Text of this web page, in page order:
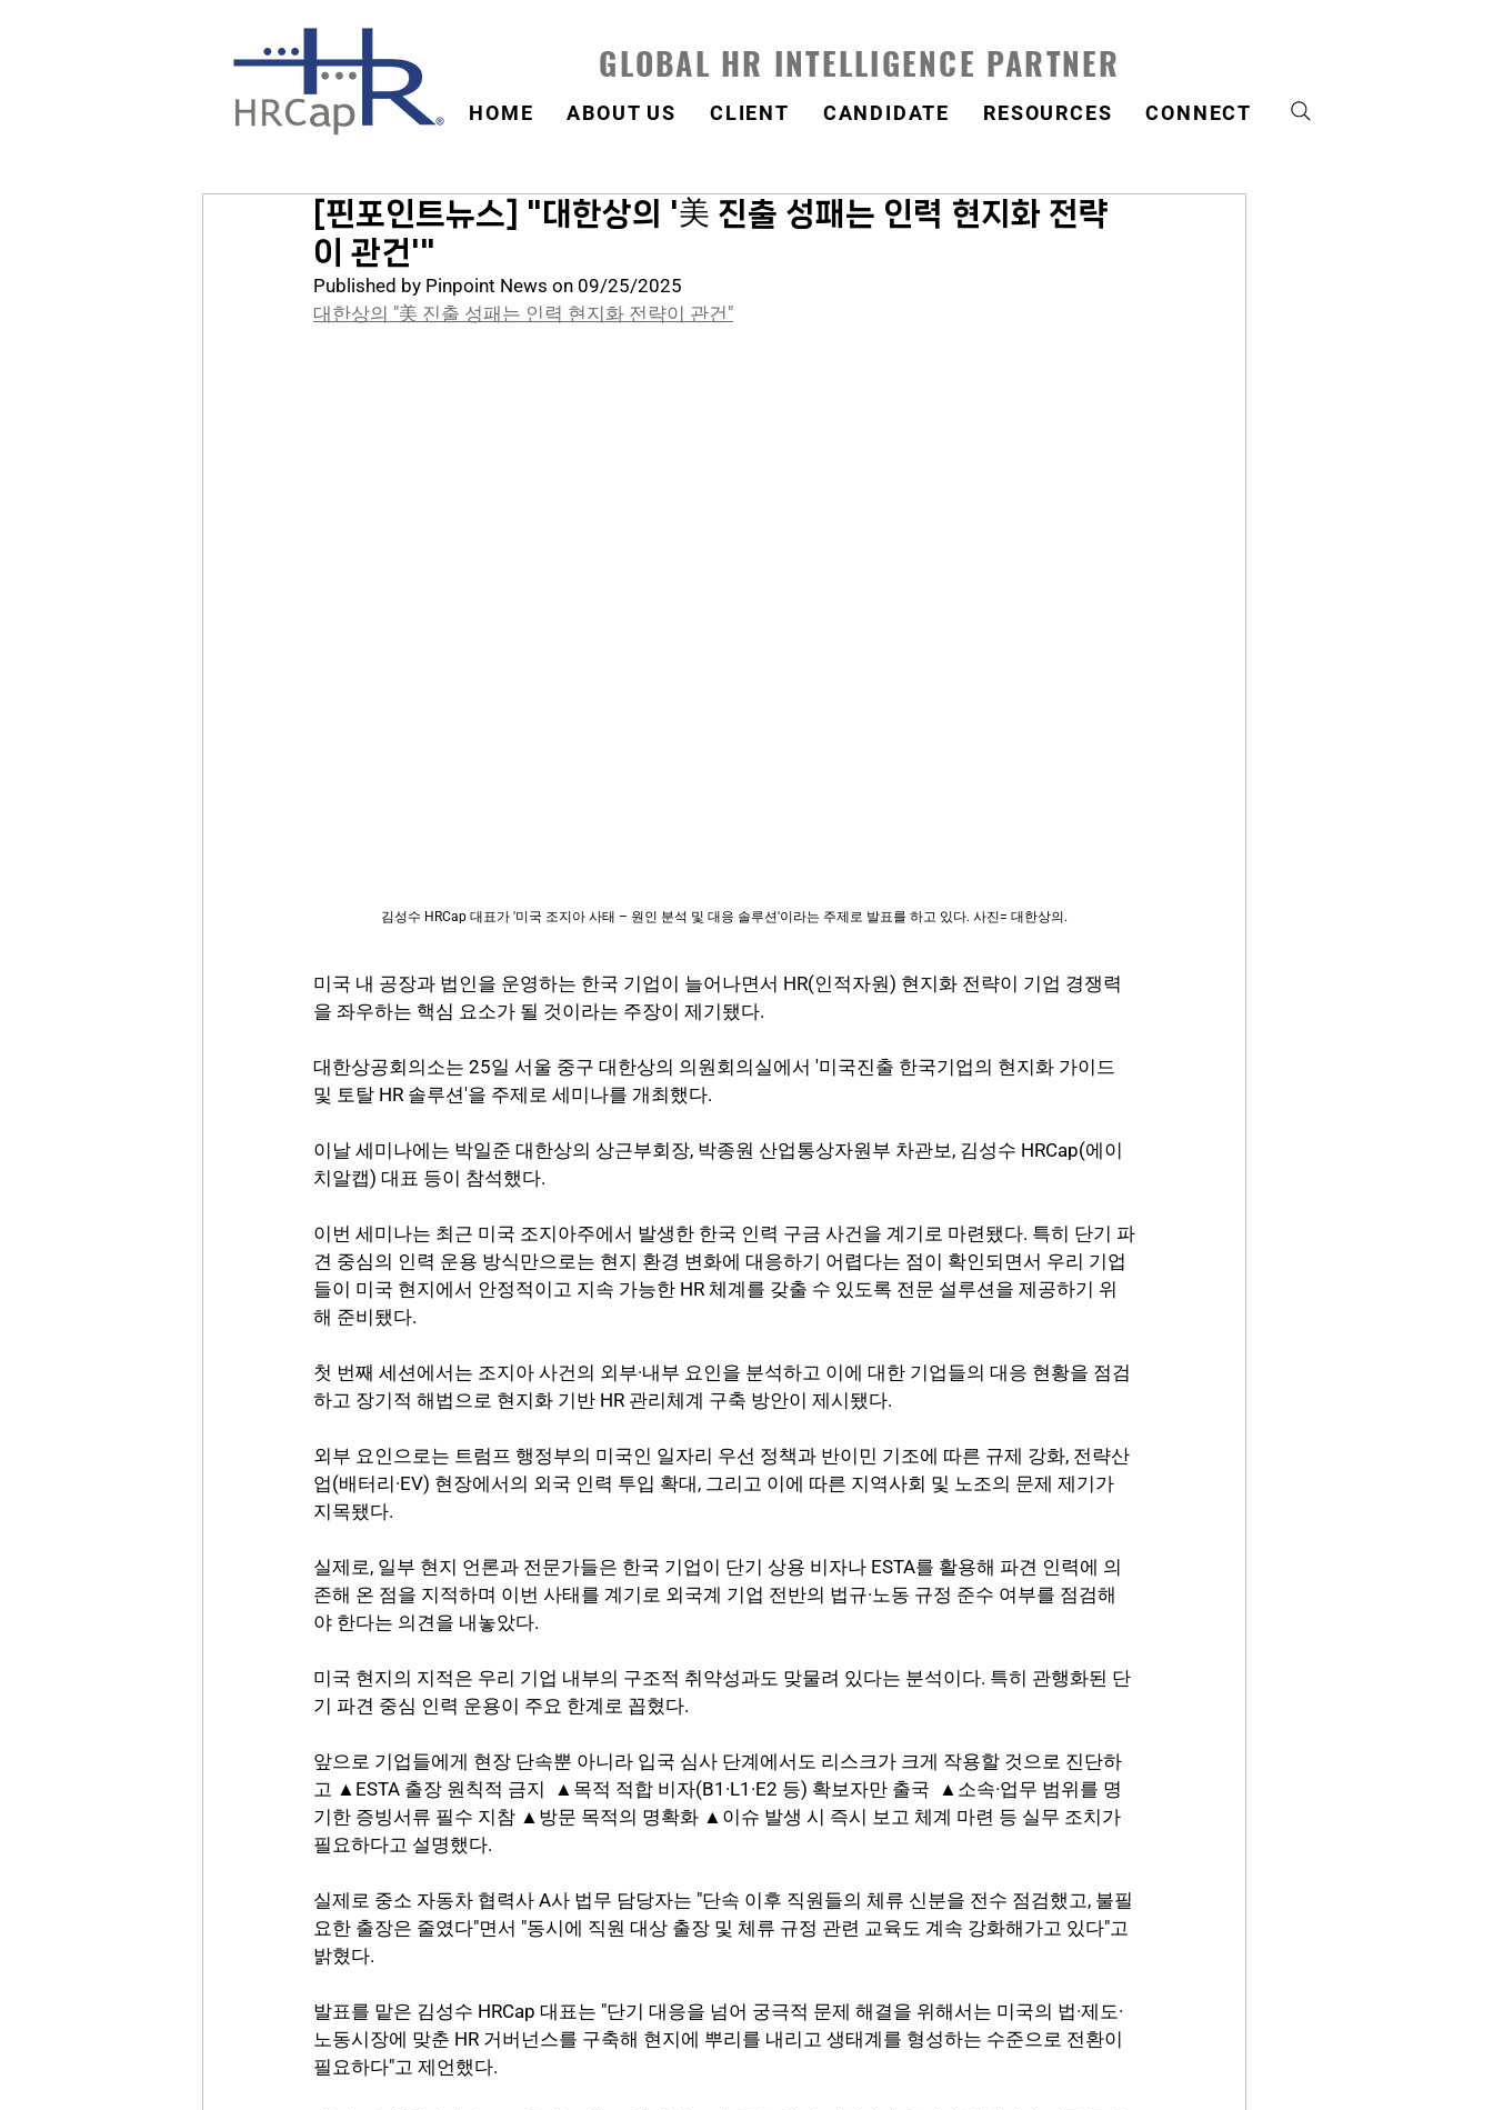
GLOBAL HR INTELLIGENCE PARTNER
HOME ABOUT US CLIENT CANDIDATE RESOURCES CONNECT
[핀포인트뉴스] "대한상의 '美 진출 성패는 인력 현지화 전략
이 관건'"
Published by Pinpoint News on 09/25/2025
대한상의 "美 진출 성패는 인력 현지화 전략이 관건"
김성수 HRCap 대표가 '미국 조지아 사태 – 원인 분석 및 대응 솔루션'이라는 주제로 발표를 하고 있다. 사진= 대한상의.
미국 내 공장과 법인을 운영하는 한국 기업이 늘어나면서 HR(인적자원) 현지화 전략이 기업 경쟁력
을 좌우하는 핵심 요소가 될 것이라는 주장이 제기됐다.
대한상공회의소는 25일 서울 중구 대한상의 의원회의실에서 '미국진출 한국기업의 현지화 가이드
및 토탈 HR 솔루션'을 주제로 세미나를 개최했다.
이날 세미나에는 박일준 대한상의 상근부회장, 박종원 산업통상자원부 차관보, 김성수 HRCap(에이
치알캡) 대표 등이 참석했다.
이번 세미나는 최근 미국 조지아주에서 발생한 한국 인력 구금 사건을 계기로 마련됐다. 특히 단기 파
견 중심의 인력 운용 방식만으로는 현지 환경 변화에 대응하기 어렵다는 점이 확인되면서 우리 기업
들이 미국 현지에서 안정적이고 지속 가능한 HR 체계를 갖출 수 있도록 전문 설루션을 제공하기 위
해 준비됐다.
첫 번째 세션에서는 조지아 사건의 외부·내부 요인을 분석하고 이에 대한 기업들의 대응 현황을 점검
하고 장기적 해법으로 현지화 기반 HR 관리체계 구축 방안이 제시됐다.
외부 요인으로는 트럼프 행정부의 미국인 일자리 우선 정책과 반이민 기조에 따른 규제 강화, 전략산
업(배터리·EV) 현장에서의 외국 인력 투입 확대, 그리고 이에 따른 지역사회 및 노조의 문제 제기가
지목됐다.
실제로, 일부 현지 언론과 전문가들은 한국 기업이 단기 상용 비자나 ESTA를 활용해 파견 인력에 의
존해 온 점을 지적하며 이번 사태를 계기로 외국계 기업 전반의 법규·노동 규정 준수 여부를 점검해
야 한다는 의견을 내놓았다.
미국 현지의 지적은 우리 기업 내부의 구조적 취약성과도 맞물려 있다는 분석이다. 특히 관행화된 단
기 파견 중심 인력 운용이 주요 한계로 꼽혔다.
앞으로 기업들에게 현장 단속뿐 아니라 입국 심사 단계에서도 리스크가 크게 작용할 것으로 진단하
고 ▲ESTA 출장 원칙적 금지  ▲목적 적합 비자(B1·L1·E2 등) 확보자만 출국  ▲소속·업무 범위를 명
기한 증빙서류 필수 지참 ▲방문 목적의 명확화 ▲이슈 발생 시 즉시 보고 체계 마련 등 실무 조치가
필요하다고 설명했다.
실제로 중소 자동차 협력사 A사 법무 담당자는 "단속 이후 직원들의 체류 신분을 전수 점검했고, 불필
요한 출장은 줄였다"면서 "동시에 직원 대상 출장 및 체류 규정 관련 교육도 계속 강화해가고 있다"고
밝혔다.
발표를 맡은 김성수 HRCap 대표는 "단기 대응을 넘어 궁극적 문제 해결을 위해서는 미국의 법·제도·
노동시장에 맞춘 HR 거버넌스를 구축해 현지에 뿌리를 내리고 생태계를 형성하는 수준으로 전환이
필요하다"고 제언했다.